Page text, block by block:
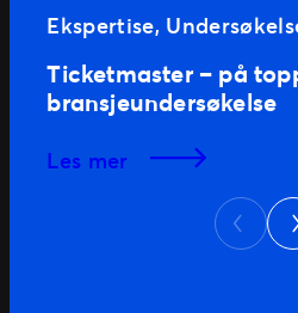
Ekspertise,
Ticketmaster – på topp i årlig
bransjeundersøkelse
les mer
Previous